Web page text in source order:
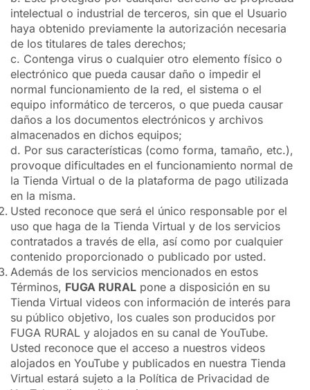
intelectual o industrial de terceros, sin que el Usuario
haya obtenido previamente la autorización necesaria
de los titulares de tales derechos;
c. Contenga virus o cualquier otro elemento físico o
electrónico que pueda causar daño o impedir el
normal funcionamiento de la red, el sistema o el
equipo informático de terceros, o que pueda causar
daños a los documentos electrónicos y archivos
almacenados en dichos equipos;
d. Por sus características (como forma, tamaño, etc.),
provoque dificultades en el funcionamiento normal de
la Tienda Virtual o de la plataforma de pago utilizada
en la misma.
Usted reconoce que será el único responsable por el
uso que haga de la Tienda Virtual y de los servicios
contratados a través de ella, así como por cualquier
contenido proporcionado o publicado por usted.
Además de los servicios mencionados en estos
Términos, FUGA RURAL pone a disposición en su
Tienda Virtual videos con información de interés para
su público objetivo, los cuales son producidos por
FUGA RURAL y alojados en su canal de YouTube.
Usted reconoce que el acceso a nuestros videos
alojados en YouTube y publicados en nuestra Tienda
Virtual estará sujeto a la Política de Privacidad de